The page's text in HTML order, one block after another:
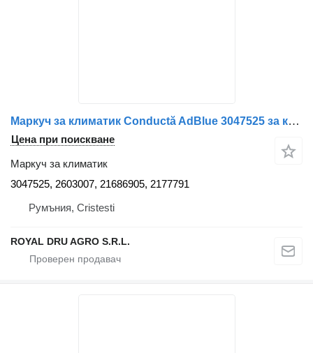
Маркуч за климатик Conductă AdBlue 3047525 за камион Scania 3047525/2603007/21686905/2177791
Цена при поискване
Маркуч за климатик
3047525, 2603007, 21686905, 2177791
Румъния, Cristesti
ROYAL DRU AGRO S.R.L.